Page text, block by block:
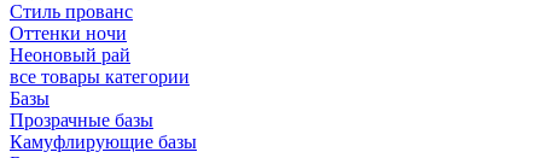
Стиль прованс
Оттенки ночи
Неоновый рай
все товары категории
Базы
Прозрачные базы
Камуфлирующие базы